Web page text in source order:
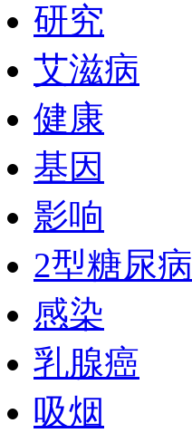
研究
艾滋病
健康
基因
影响
2型糖尿病
感染
乳腺癌
吸烟